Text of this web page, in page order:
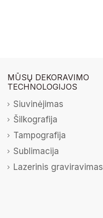
MŪSŲ DEKORAVIMO
TECHNOLOGIJOS
Siuvinėjimas
Šilkografija
Tampografija
Sublimacija
Lazerinis graviravimas